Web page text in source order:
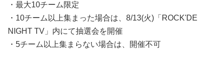
・最大10チーム限定
・10チーム以上集まった場合は、8/13(火)「ROCK'DE
NIGHT TV」内にて抽選会を開催
・5チーム以上集まらない場合は、開催不可